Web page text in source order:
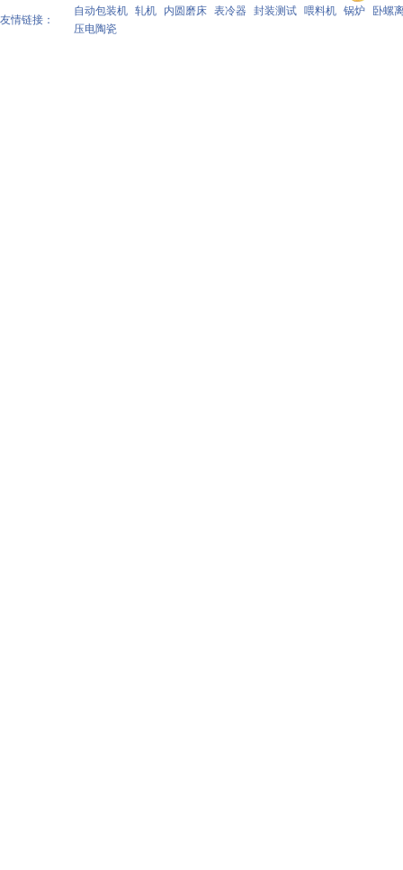
友情链接：
自动包装机 轧机 内圆磨床 表冷器 封装测试 喂料机 锅炉
卧螺
压电陶瓷